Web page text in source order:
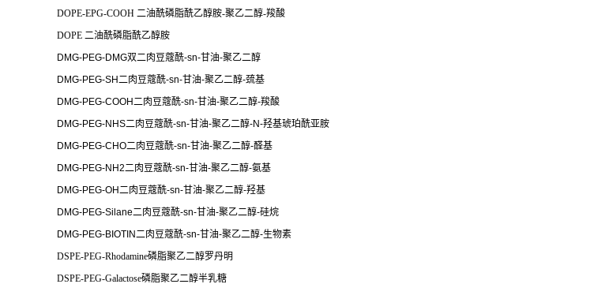
DOPE-EPG-COOH 二油酰磷脂酰乙醇胺-聚乙二醇-羧酸
DOPE 二油酰磷脂酰乙醇胺
DMG-PEG-DMG双二肉豆蔻酰-sn-甘油-聚乙二醇
DMG-PEG-SH二肉豆蔻酰-sn-甘油-聚乙二醇-巯基
DMG-PEG-COOH二肉豆蔻酰-sn-甘油-聚乙二醇-羧酸
DMG-PEG-NHS二肉豆蔻酰-sn-甘油-聚乙二醇-N-羟基琥珀酰亚胺
DMG-PEG-CHO二肉豆蔻酰-sn-甘油-聚乙二醇-醛基
DMG-PEG-NH2二肉豆蔻酰-sn-甘油-聚乙二醇-氨基
DMG-PEG-OH二肉豆蔻酰-sn-甘油-聚乙二醇-羟基
DMG-PEG-Silane二肉豆蔻酰-sn-甘油-聚乙二醇-硅烷
DMG-PEG-BIOTIN二肉豆蔻酰-sn-甘油-聚乙二醇-生物素
DSPE-PEG-Rhodamine磷脂聚乙二醇罗丹明
DSPE-PEG-Galactose磷脂聚乙二醇半乳糖